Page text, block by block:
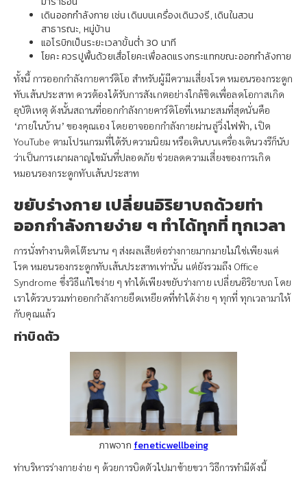
เดินออกกำลังกาย เช่น เดินบนเครื่องเดินวงรี, เดินในสวน
สาธารณะ, หมู่บ้าน
แอโรบิกเป็นระยะเวลาขั้นต่ำ 30 นาที
โยคะ ควรปูพื้นด้วยเสื่อโยคะเพื่อลดแรงกระแทกขณะออกกำลังกาย
ทั้งนี้ การออกกำลังกายคาร์ดิโอ สำหรับผู้มีความเสี่ยงโรค หมอนรองกระดูก
ทับเส้นประสาท ควรต้องได้รับการสังเกตอย่างใกล้ชิดเพื่อลดโอกาสเกิด
อุบัติเหตุ ดังนั้นสถานที่ออกกำลังกายคาร์ดิโอที่เหมาะสมที่สุดนั่นคือ
‘ภายในบ้าน’ ของคุณเอง โดยอาจออกกำลังกายผ่านลู่วิ่งไฟฟ้า, เปิด
YouTube ตามโปรแกรมที่ได้รับความนิยม หรือเดินบนเครื่องเดินวงรีก็นับ
ว่าเป็นการเผาผลาญไขมันที่ปลอดภัย ช่วยลดความเสี่ยงของการเกิด
หมอนรองกระดูกทับเส้นประสาท
ขยับร่างกาย เปลี่ยนอิริยาบถด้วยท่า
ออกกำลังกายง่าย ๆ ทำได้ทุกที่ ทุกเวลา
การนั่งทำงานติดโต๊ะนาน ๆ ส่งผลเสียต่อร่างกายมากมายไม่ใช่เพียงแค่
โรค หมอนรองกระดูกทับเส้นประสาทเท่านั้น แต่ยังรวมถึง Office
Syndrome ซึ่งวิธีแก้ไขง่าย ๆ ทำได้เพียงขยับร่างกาย เปลี่ยนอิริยาบถ โดย
เราได้รวบรวมท่าออกกำลังกายยืดเหยียดที่ทำได้ง่าย ๆ ทุกที่ ทุกเวลามาให้
กับคุณแล้ว
ท่าบิดตัว
ภาพจาก feneticwellbeing
ท่าบริหารร่างกายง่าย ๆ ด้วยการบิดตัวไปมาซ้ายขวา วิธีการทำมีดังนี้